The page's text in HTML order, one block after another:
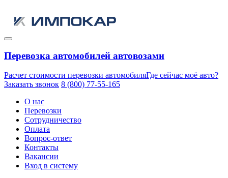
Перевозка автомобилей автовозами
Расчет стоимости перевозки автомобиляГде сейчас моё авто?
Заказать звонок 8 (800) 77-55-165
О нас
Перевозки
Сотрудничество
Оплата
Вопрос-ответ
Контакты
Вакансии
Вход в систему